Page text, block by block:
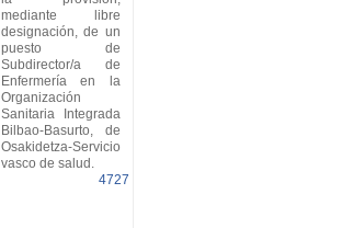
mediante libre
designación, de un
puesto de
Subdirector/a de
Enfermería en la
Organización
Sanitaria Integrada
Bilbao-Basurto, de
Osakidetza-Servicio
vasco de salud.
4727